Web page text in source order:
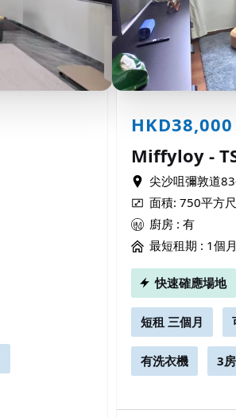
HKD38,000
Miffyloy -
尖沙咀彌敦道
面積: 750平方尺
廚房 : 有
最短租期 : 1個月
快速確應場地
短租 三個月
有洗衣機 3